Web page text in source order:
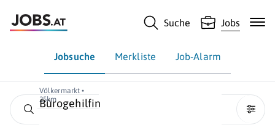
Suche Jobs
Jobsuche Merkliste Job-Alarm
Völkermarkt •
25km
Bürogehilfin